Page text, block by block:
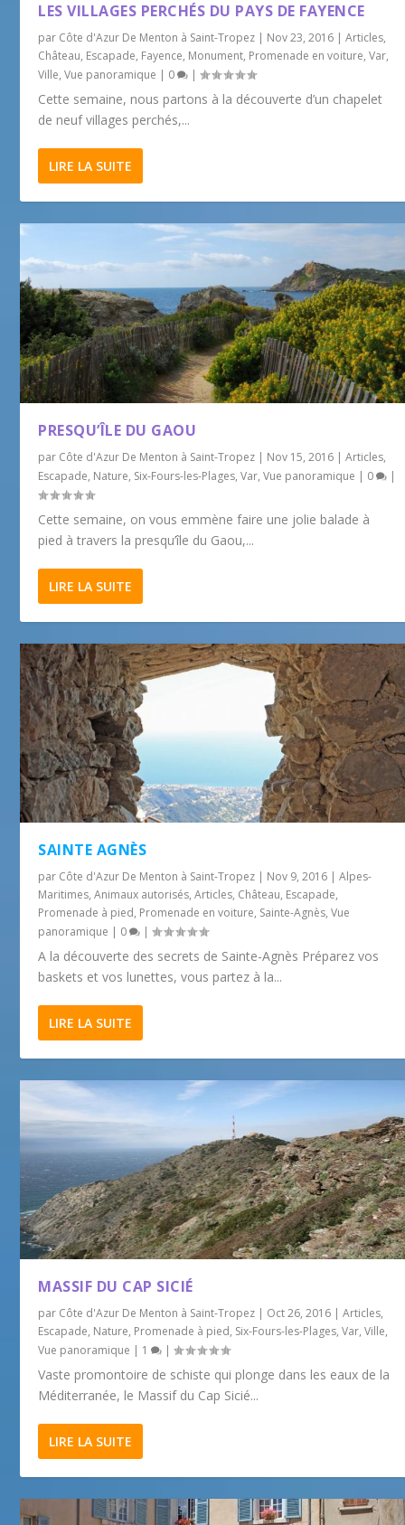
LES VILLAGES PERCHÉS DU PAYS DE FAYENCE
par Côte d'Azur De Menton à Saint-Tropez Nov 23, 2016 |Articles,
Château, Escapade, Fayence, Monument, Promenade en voiture,Var,
Ville,Vue panoramique 0 |
Cette semaine, nous partons à la découverte d’un chapelet
de neuf villages perchés,...
LIRE LA SUITE
PRESQU’ÎLE DU GAOU
par Côte d'Azur De Menton à Saint-Tropez | Nov 15, 2016 |Articles,
Escapade, Nature, Six-Fours-les-Plages,Var,Vue panoramique | 0 |
Cette semaine, on vous emmène faire une jolie balade à
pied à travers la presqu’île du Gaou,...
LIRE LA SUITE
SAINTE AGNÈS
par Côte d'Azur De Menton à Saint-Tropez | Nov 9, 2016 |Alpes-
Maritimes,Animaux autorisés,Articles, Château, Escapade,
Promenade à pied, Promenade en voiture, Sainte-Agnès,Vue
panoramique | 0 |
A la découverte des secrets de Sainte-Agnès Préparez vos
baskets et vos lunettes, vous partez à la...
LIRE LA SUITE
MASSIF DU CAP SICIÉ
par Côte d'Azur De Menton à Saint-Tropez | Oct 26, 2016 |Articles,
Escapade, Nature, Promenade à pied, Six-Fours-les-Plages,Var,Ville,
Vue panoramique | 1 |
Vaste promontoire de schiste qui plonge dans les eaux de la
Méditerranée, le Massif du Cap Sicié...
LIRE LA SUITE